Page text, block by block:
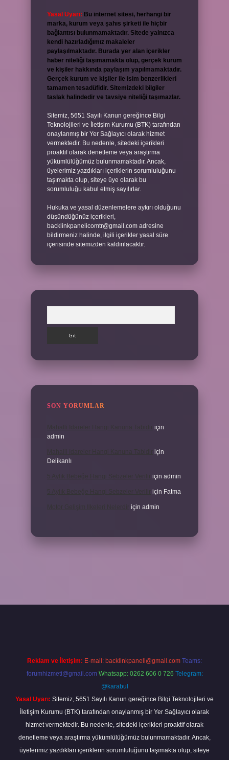
Yasal Uyarı: Bu internet sitesi, herhangi bir
marka, kurum veya şahıs şirketi ile hiçbir
bağlantısı bulunmamaktadır. Sitede yalnızca
kendi hazırladığımız makaleler
paylaşılmaktadır. Burada yer alan içerikler
haber niteliği taşımamakta olup, gerçek kurum
ve kişiler hakkında paylaşım yapılmamaktadır.
Gerçek kurum ve kişiler ile isim benzerlikleri
tamamen tesadüfidir. Sitemizdeki bilgiler
taslak halindedir ve tavsiye niteliği taşımazlar.
Sitemiz, 5651 Sayılı Kanun gereğince Bilgi
Teknolojileri ve İletişim Kurumu (BTK) tarafından
onaylanmış bir Yer Sağlayıcı olarak hizmet
vermektedir. Bu nedenle, sitedeki içerikleri
proaktif olarak denetleme veya araştırma
yükümlülüğümüz bulunmamaktadır. Ancak,
üyelerimiz yazdıkları içeriklerin sorumluluğunu
taşımakta olup, siteye üye olarak bu
sorumluluğu kabul etmiş sayılırlar.
Hukuka ve yasal düzenlemelere aykırı olduğunu
düşündüğünüz içerikleri,
backlinkpanelicomtr@gmail.com adresine
bildirmeniz halinde, ilgili içerikler yasal süre
içerisinde sitemizden kaldırılacaktır.
SON YORUMLAR
için
admin
için
Delikanlı
5 Aylık Bebeğe Hangi Sebzeler Verilir için admin
5 Aylık Bebeğe Hangi Sebzeler Verilir için Fatma
için admin
Reklam ve İletişim: E-mail: backlinkpaneli@gmail.com Teams:
forumhizmeti@gmail.com Whatsapp: 0262 606 0 726 Telegram:
@karabul
Yasal Uyarı: Sitemiz, 5651 Sayılı Kanun gereğince Bilgi Teknolojileri ve
İletişim Kurumu (BTK) tarafından onaylanmış bir Yer Sağlayıcı olarak
hizmet vermektedir. Bu nedenle, sitedeki içerikleri proaktif olarak
denetleme veya araştırma yükümlülüğümüz bulunmamaktadır. Ancak,
üyelerimiz yazdıkları içeriklerin sorumluluğunu taşımakta olup, siteye